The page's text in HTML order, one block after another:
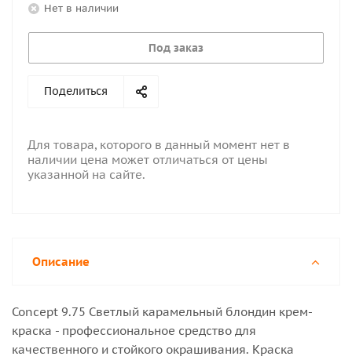
Нет в наличии
Под заказ
Поделиться
Для товара, которого в данный момент нет в
наличии цена может отличаться от цены
указанной на сайте.
Описание
Concept 9.75 Светлый карамельный блондин крем-
краска - профессиональное средство для
качественного и стойкого окрашивания. Краска